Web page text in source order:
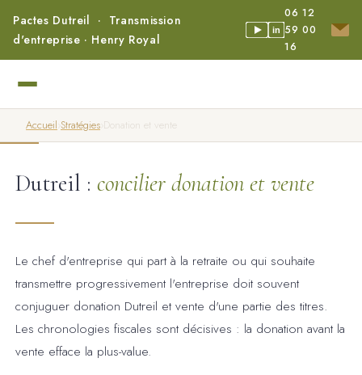
Pactes Dutreil · Transmission
d'entreprise · Henry Royal
in
06 12
59 00
16
Accueil Stratégies Donation et vente
Dutreil :concilier donation et vente
Le chef d'entreprise qui part à la retraite ou qui souhaite
transmettre progressivement l'entreprise doit souvent
conjuguer donation Dutreil et vente d'une partie des titres.
Les chronologies fiscales sont décisives : la donation avant la
vente efface la plus-value.